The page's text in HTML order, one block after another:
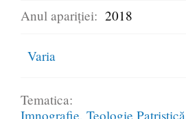
Anul apariției: 2018
Varia
Tematica:
Imnografie Teologie Patristică